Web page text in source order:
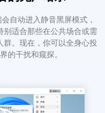
自动进入静音黑屏模式，
适合那些在公共场合或需
。现在，你可以全身心投
的干扰和窥探。